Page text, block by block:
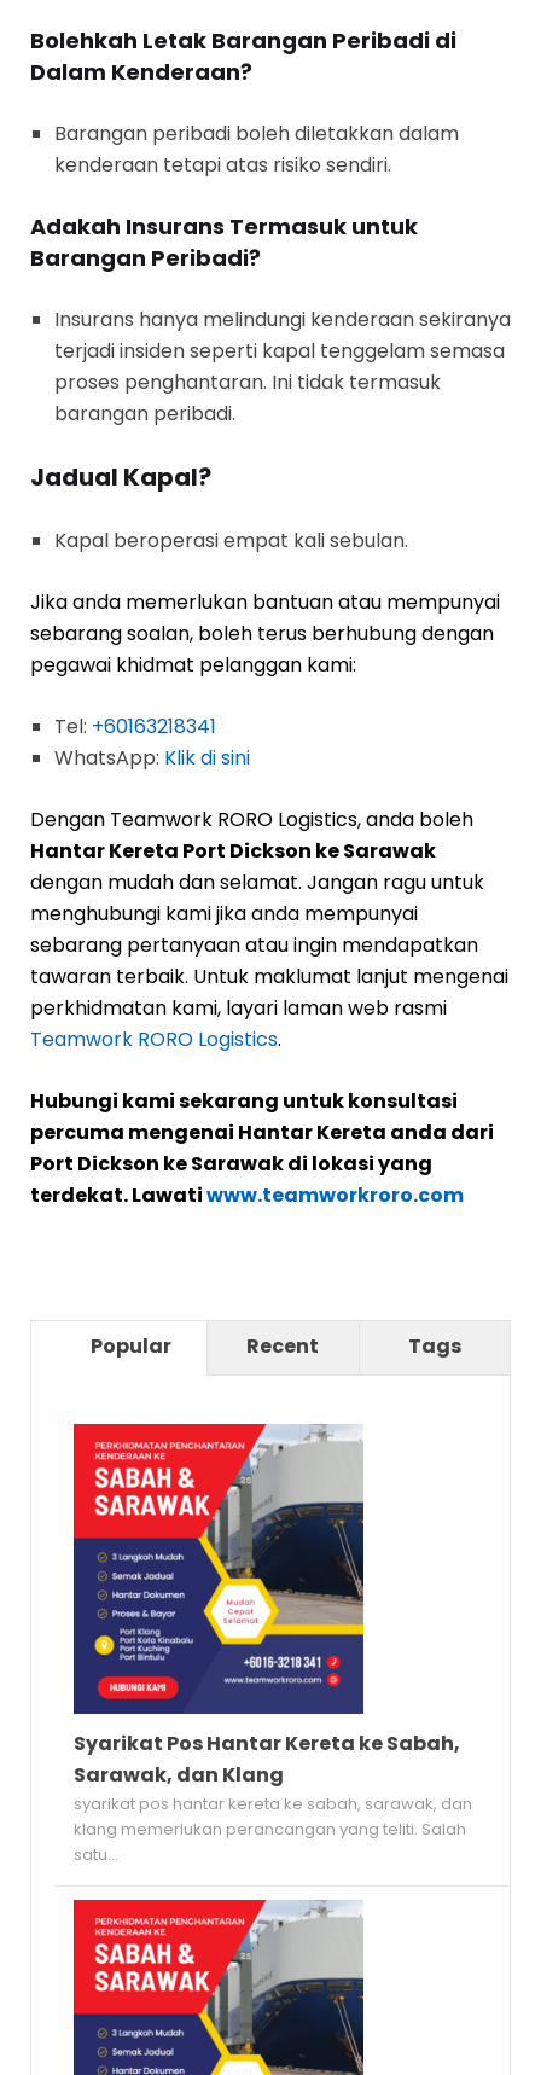
Bolehkah Letak Barangan Peribadi di
Dalam Kenderaan?
Barangan peribadi boleh diletakkan dalam
kenderaan tetapi atas risiko sendiri.
Adakah Insurans Termasuk untuk
Barangan Peribadi?
Insurans hanya melindungi kenderaan sekiranya
terjadi insiden seperti kapal tenggelam semasa
proses penghantaran. Ini tidak termasuk
barangan peribadi.
Jadual Kapal?
Kapal beroperasi empat kali sebulan.
Jika anda memerlukan bantuan atau mempunyai
sebarang soalan, boleh terus berhubung dengan
pegawai khidmat pelanggan kami:
Tel: +60163218341
WhatsApp: Klik di sini
Dengan Teamwork RORO Logistics, anda boleh
Hantar Kereta Port Dickson ke Sarawak
dengan mudah dan selamat. Jangan ragu untuk
menghubungi kami jika anda mempunyai
sebarang pertanyaan atau ingin mendapatkan
tawaran terbaik. Untuk maklumat lanjut mengenai
perkhidmatan kami, layari laman web rasmi
Teamwork RORO Logistics.
Hubungi kami sekarang untuk konsultasi
percuma mengenai Hantar Kereta anda dari
Port Dickson ke Sarawak di lokasi yang
terdekat. Lawatiwww.teamworkroro.com
Popular Recent Tags
Syarikat Pos Hantar Kereta ke Sabah,
Sarawak, dan Klang
syarikat pos hantar kereta ke sabah, sarawak, dan
klang memerlukan perancangan yang teliti. Salah
satu...